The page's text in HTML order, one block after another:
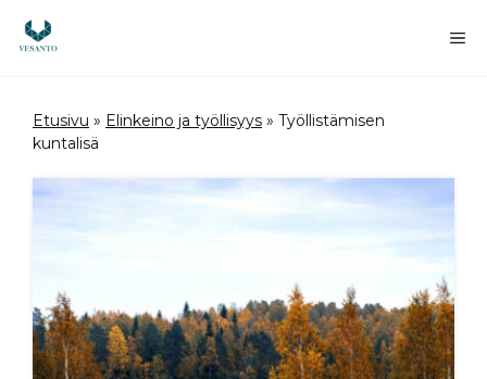
sisältöön
Etusivu » Elinkeino ja työllisyys » Työllistämisen
kuntalisä